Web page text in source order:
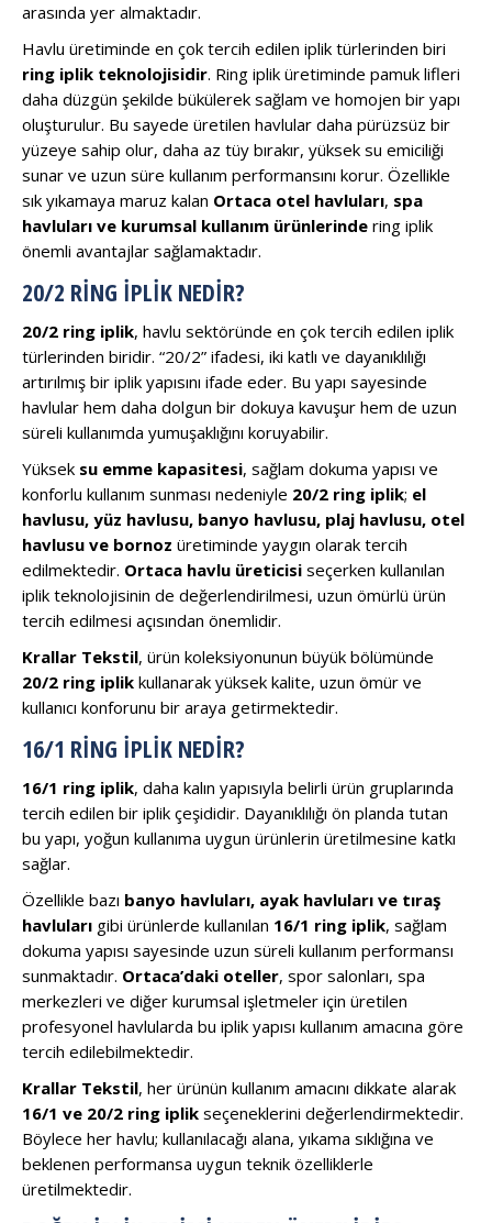
arasında yer almaktadır.
Havlu üretiminde en çok tercih edilen iplik türlerinden biri
ring iplik teknolojisidir. Ring iplik üretiminde pamuk lifleri
daha düzgün şekilde bükülerek sağlam ve homojen bir yapı
oluşturulur. Bu sayede üretilen havlular daha pürüzsüz bir
yüzeye sahip olur, daha az tüy bırakır, yüksek su emiciliği
sunar ve uzun süre kullanım performansını korur. Özellikle
sık yıkamaya maruz kalan Ortaca otel havluları, spa
havluları ve kurumsal kullanım ürünlerinde ring iplik
önemli avantajlar sağlamaktadır.
20/2 RING İPLIK NEDIR?
20/2 ring iplik, havlu sektöründe en çok tercih edilen iplik
türlerinden biridir. “20/2” ifadesi, iki katlı ve dayanıklılığı
artırılmış bir iplik yapısını ifade eder. Bu yapı sayesinde
havlular hem daha dolgun bir dokuya kavuşur hem de uzun
süreli kullanımda yumuşaklığını koruyabilir.
Yüksek su emme kapasitesi, sağlam dokuma yapısı ve
konforlu kullanım sunması nedeniyle 20/2 ring iplik; el
havlusu, yüz havlusu, banyo havlusu, plaj havlusu, otel
havlusu ve bornoz üretiminde yaygın olarak tercih
edilmektedir. Ortaca havlu üreticisi seçerken kullanılan
iplik teknolojisinin de değerlendirilmesi, uzun ömürlü ürün
tercih edilmesi açısından önemlidir.
Krallar Tekstil, ürün koleksiyonunun büyük bölümünde
20/2 ring iplik kullanarak yüksek kalite, uzun ömür ve
kullanıcı konforunu bir araya getirmektedir.
16/1 RING İPLIK NEDIR?
16/1 ring iplik, daha kalın yapısıyla belirli ürün gruplarında
tercih edilen bir iplik çeşididir. Dayanıklılığı ön planda tutan
bu yapı, yoğun kullanıma uygun ürünlerin üretilmesine katkı
sağlar.
Özellikle bazı banyo havluları, ayak havluları ve tıraş
havluları gibi ürünlerde kullanılan 16/1 ring iplik, sağlam
dokuma yapısı sayesinde uzun süreli kullanım performansı
sunmaktadır. Ortaca’daki oteller, spor salonları, spa
merkezleri ve diğer kurumsal işletmeler için üretilen
profesyonel havlularda bu iplik yapısı kullanım amacına göre
tercih edilebilmektedir.
Krallar Tekstil, her ürünün kullanım amacını dikkate alarak
16/1 ve 20/2 ring iplik seçeneklerini değerlendirmektedir.
Böylece her havlu; kullanılacağı alana, yıkama sıklığına ve
beklenen performansa uygun teknik özelliklerle
üretilmektedir.